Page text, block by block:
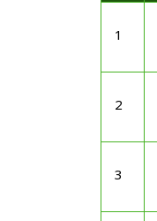
1
2
3